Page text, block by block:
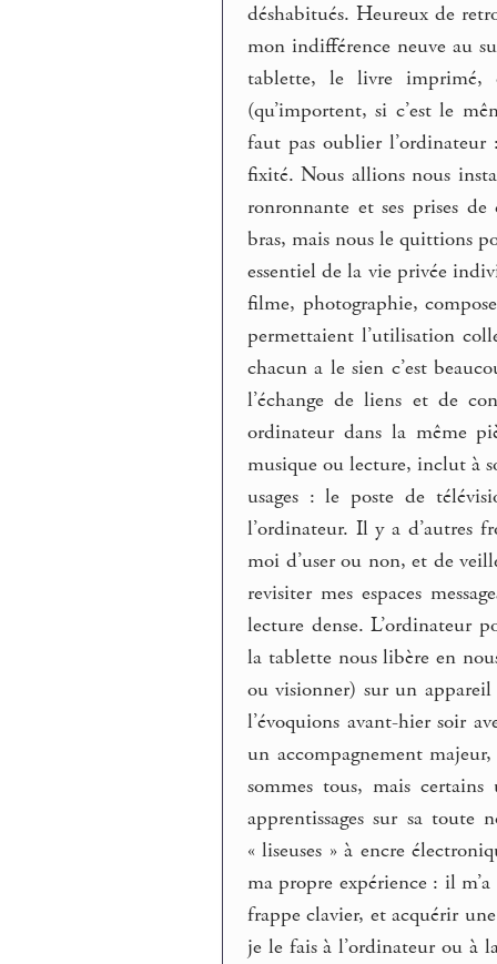
déshabitués. Heureux de
mon indifférence neuve au
tablette, le livre
(qu’importent, si c’est le
faut pas oublier l’ordinateur
fixité. Nous allions nous
ronronnante et ses prises
bras, mais nous le quittions
essentiel de la vie privée
filme, photographie,
permettaient l’utilisation
chacun a le sien c’est
l’échange de liens et de
ordinateur dans la même
musique ou lecture, inclut à
usages : le poste de
l’ordinateur. Il y a d’autres
moi d’user ou non, et de
revisiter mes espaces
lecture dense. L’ordinateur
la tablette nous libère en
ou visionner) sur un
l’évoquions avant-hier soir
un accompagnement
sommes tous, mais
apprentissages sur sa toute
« liseuses » à encre
ma propre expérience : il
frappe clavier, et acquérir
je le fais à l’ordinateur ou à